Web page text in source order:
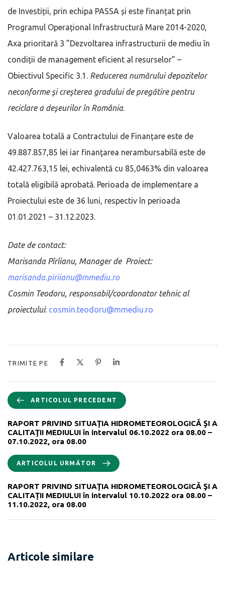
de Investiții, prin echipa PASSA și este finanțat prin
Programul Operațional Infrastructură Mare 2014-2020,
Axa prioritară 3 ”Dezvoltarea infrastructurii de mediu în
condiții de management eficient al resurselor” –
Obiectivul Specific 3.1. Reducerea numărului depozitelor
neconforme şi creşterea gradului de pregătire pentru
reciclare a deşeurilor în România.
Valoarea totală a Contractului de Finanțare este de
49.887.857,85 lei iar finanţarea nerambursabilă este de
42.427.763,15 lei, echivalentă cu 85,0463% din valoarea
totală eligibilă aprobată. Perioada de implementare a
Proiectului este de 36 luni, respectiv în perioada
01.01.2021 – 31.12.2023.
Date de contact:
Marisanda Pîrîianu, Manager de Proiect:
marisanda.piriianu@mmediu.ro
Cosmin Teodoru, responsabil/coordonator tehnic al
proiectului: cosmin.teodoru@mmediu.ro
TRIMITE PE
ARTICOLUL PRECEDENT
RAPORT PRIVIND SITUAŢIA HIDROMETEOROLOGICĂ ŞI A
CALITAŢII MEDIULUI în intervalul 06.10.2022 ora 08.00 –
07.10.2022, ora 08.00
ARTICOLUL URMĂTOR
RAPORT PRIVIND SITUAŢIA HIDROMETEOROLOGICĂ ŞI A
CALITAŢII MEDIULUI în intervalul 10.10.2022 ora 08.00 –
11.10.2022, ora 08.00
Articole similare